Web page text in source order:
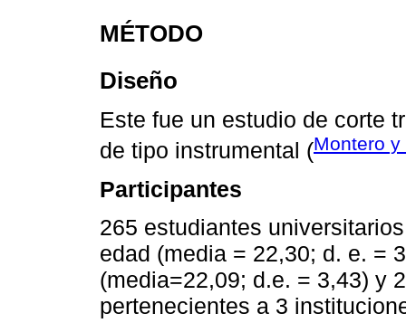
MÉTODO
Diseño
Este fue un estudio de corte
de tipo instrumental (Montero
Participantes
265 estudiantes
edad (media = 22,30; d. e. =
(media=22,09; d.e. = 3,43) y
pertenecientes a 3